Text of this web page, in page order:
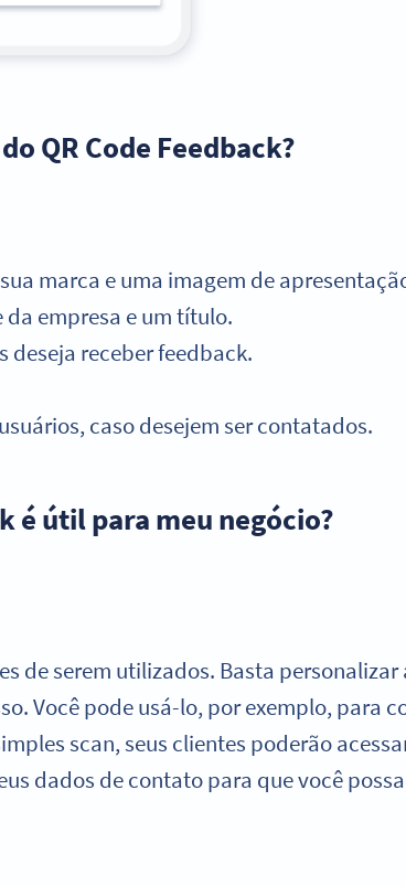
QR Code Feedback?
marca e uma imagem de
empresa e um título.
deseja receber feedback.
caso desejem ser contatados.
é útil para meu negócio?
de serem utilizados. Basta
Você pode usá-lo, por exemplo, para
scan, seus clientes poderão
dados de contato para que você